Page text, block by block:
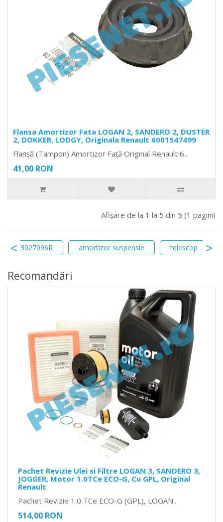
Flansa Amortizor Fata LOGAN 2, SANDERO 2, DUSTER
2, DOKKER, LODGY, Originala Renault 6001547499
Flanșă (Tampon) Amortizor Față Original Renault 6..
41,00 RON
Afişare de la 1 la 5 din 5 (1 pagini)
543027096R amortizor suspensie telescop
Recomandări
Pachet Revizie Ulei si Filtre LOGAN 3, SANDERO 3,
JOGGER, Motor 1.0TCe ECO-G, Cu GPL, Original
Renault
Pachet Revizie 1.0 TCe ECO-G (GPL), LOGAN..
514,00 RON